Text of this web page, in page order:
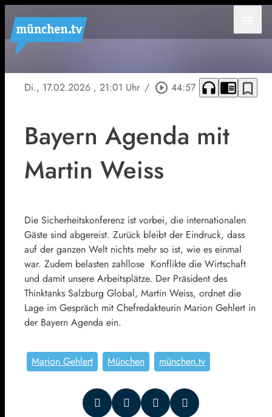
Di., 17.02.2026 , 21:01 Uhr / play_circle_outline 44:57 headphones chrome_reader_mode bookmark_border
Bayern Agenda mit
Martin Weiss
Die Sicherheitskonferenz ist vorbei, die internationalen
Gäste sind abgereist. Zurück bleibt der Eindruck, dass
auf der ganzen Welt nichts mehr so ist, wie es einmal
war. Zudem belasten zahllose Konflikte die Wirtschaft
und damit unsere Arbeitsplätze. Der Präsident des
Thinktanks Salzburg Global, Martin Weiss, ordnet die
Lage im Gespräch mit Chefredakteurin Marion Gehlert in
der Bayern Agenda ein.
Marion Gehlert München münchen.tv